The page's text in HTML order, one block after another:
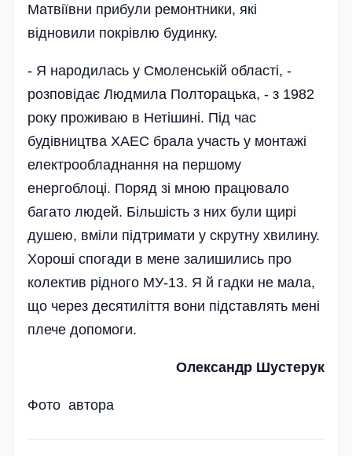
Матвіївни прибули ремонтники, які
відновили покрівлю будинку.
- Я народилась у Смоленській області, -
розповідає Людмила Полторацька, - з 1982
року проживаю в Нетішині. Під час
будівництва ХАЕС брала участь у монтажі
електрообладнання на першому
енергоблоці. Поряд зі мною працювало
багато людей. Більшість з них були щирі
душею­, вміли підтримати у скрутну хвилину.
Хороші спогади­ в мене за­ли­шились про
колектив рідного МУ-13. Я й гадки не мала,
що через десятиліття вони підставлять мені
плече допомоги.
Олександр Шустерук
Фото автора